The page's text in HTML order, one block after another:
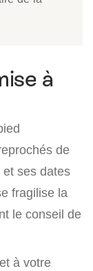
à
de
ses dates
fragilise la
le conseil de
à votre